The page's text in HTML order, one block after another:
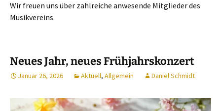
Wir freuen uns über zahlreiche anwesende Mitglieder des
Musikvereins.
Neues Jahr, neues Frühjahrskonzert
Januar 26, 2026 Aktuell, Allgemein Daniel Schmidt